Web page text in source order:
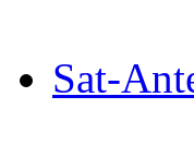
Sat-